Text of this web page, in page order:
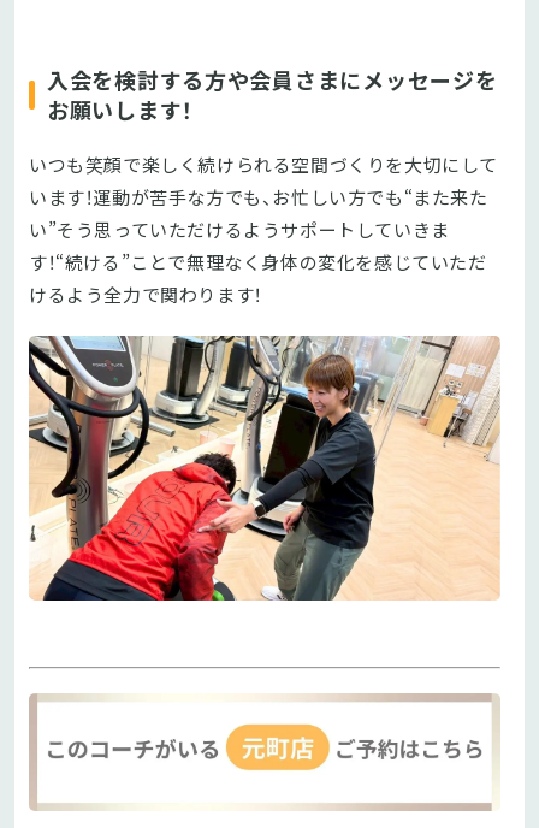
入会を検討する方や会員さまにメッセージを
お願いします！
いつも笑顔で楽しく続けられる空間づくりを大切にして
います！運動が苦手な方でも、お忙しい方でも“また来た
い”そう思っていただけるようサポートしていきま
す！“続ける”ことで無理なく身体の変化を感じていただ
けるよう全力で関わります！